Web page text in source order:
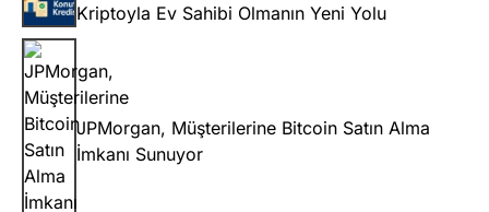
Kriptoyla Ev Sahibi Olmanın Yeni Yolu
JPMorgan, Müşterilerine Bitcoin Satın Alma
İmkanı Sunuyor